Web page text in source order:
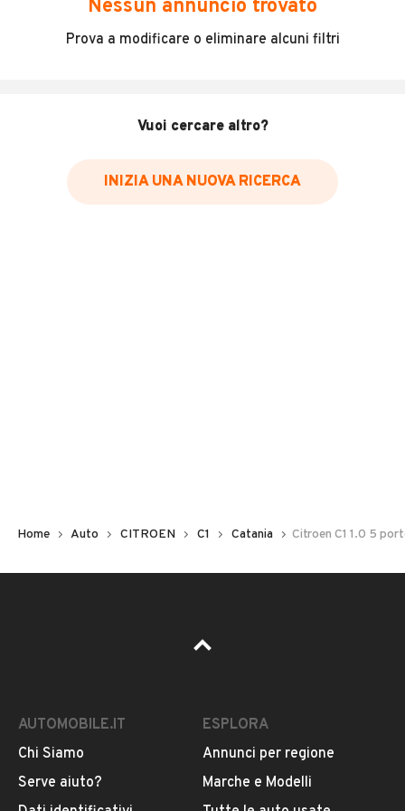
Incidenti in cui è stato coinvolto il veicolo
Data e luogo delle revisioni effettuate
Inserisci il numero di targa per verificare la disponibilità
Pubblicità
Nessun annuncio trovato
Prova a modificare o eliminare alcuni filtri
Vuoi cercare altro?
INIZIA UNA NUOVA RICERCA
Home Auto CITROEN C1 Catania Citroen C1 1.0 5
AUTOMOBILE.IT
Chi Siamo
Serve aiuto?
ESPLORA
Annunci per regione
Marche e Modelli